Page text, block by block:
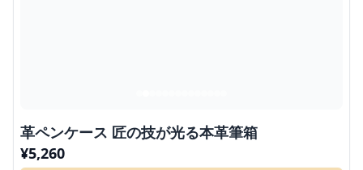
革ペンケース 匠の技が光る本革筆箱
¥5,260